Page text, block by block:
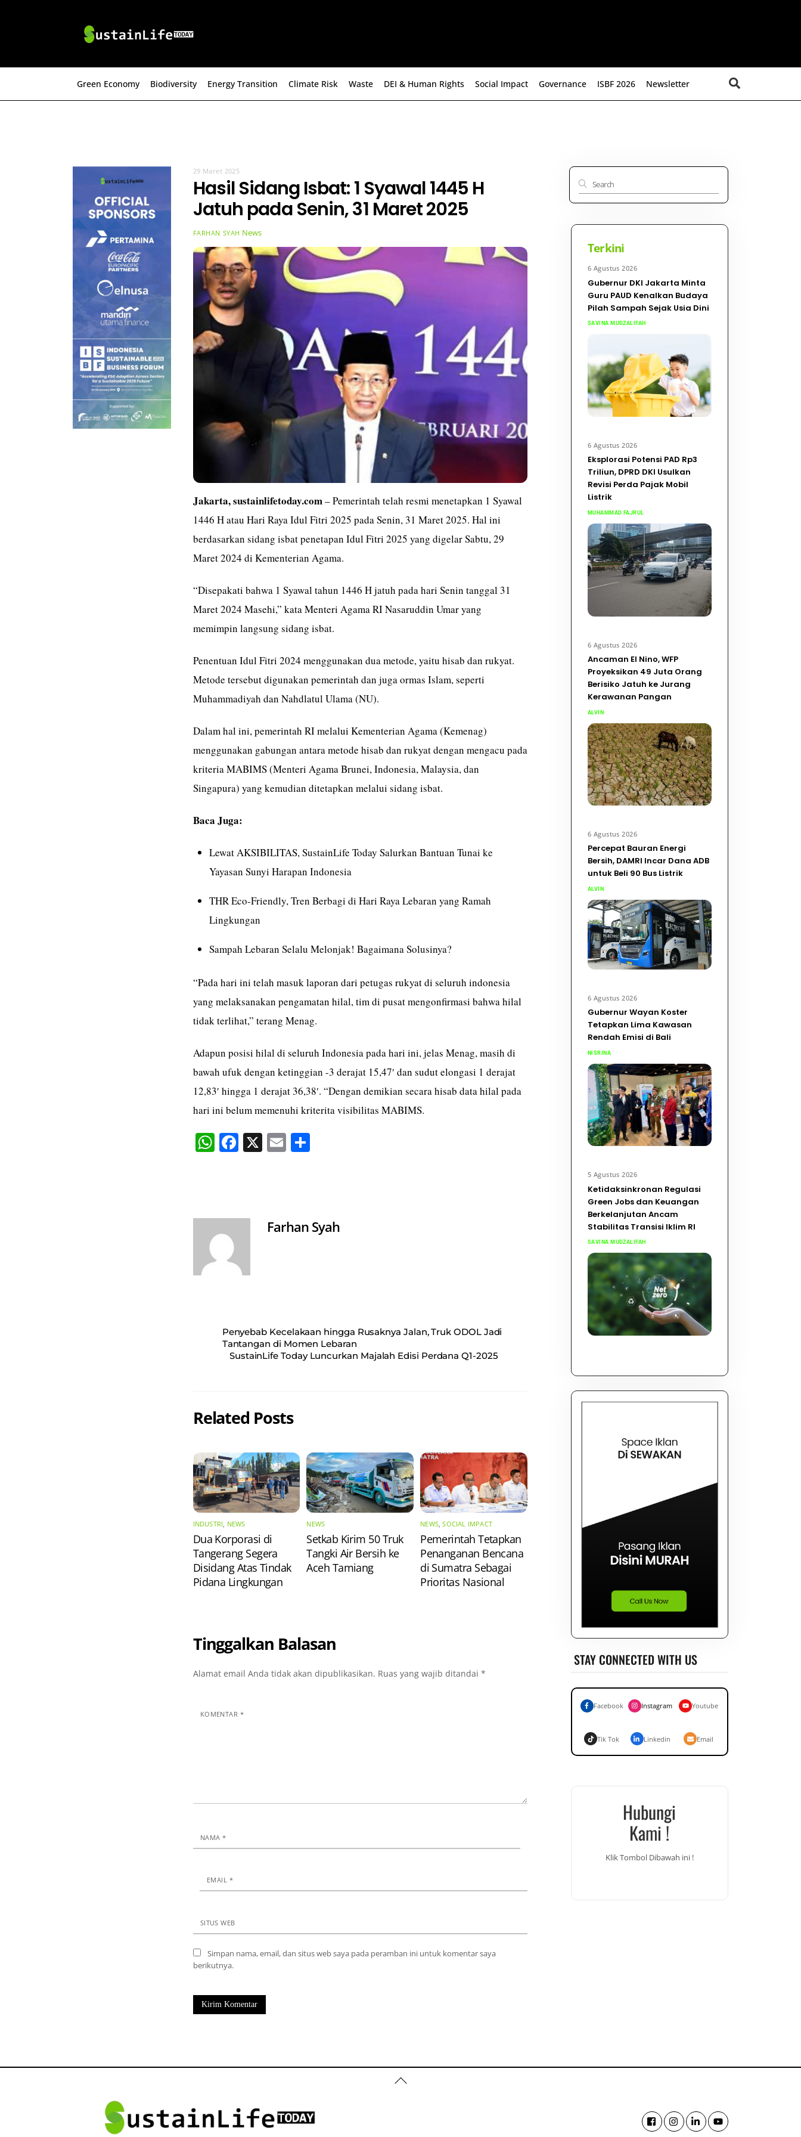
Green Economy Biodiversity Energy Transition Climate Risk Waste DEI & Human Rights Social Impact Governance ISBF 2026 Newsletter
29 Maret 2025
Hasil Sidang Isbat: 1 Syawal 1445 H
Jatuh pada Senin, 31 Maret 2025
FARHAN SYAH News
Jakarta,sustainlifetoday.com– Pemerintah telah resmi menetapkan 1 Syawal
1446 H atau Hari Raya Idul Fitri 2025 pada Senin, 31 Maret 2025. Hal ini
berdasarkan sidang isbat penetapan Idul Fitri 2025 yang digelar Sabtu, 29
Maret 2024 di Kementerian Agama.
“Disepakati bahwa 1 Syawal tahun 1446 H jatuh pada hari Senin tanggal 31
Maret 2024 Masehi,” kata Menteri Agama RI Nasaruddin Umar yang
memimpin langsung sidang isbat.
Penentuan Idul Fitri 2024 menggunakan dua metode, yaitu hisab dan rukyat.
Metode tersebut digunakan pemerintah dan juga ormas Islam, seperti
Muhammadiyah dan Nahdlatul Ulama (NU).
Dalam hal ini, pemerintah RI melalui Kementerian Agama (Kemenag)
menggunakan gabungan antara metode hisab dan rukyat dengan mengacu pada
kriteria MABIMS (Menteri Agama Brunei, Indonesia, Malaysia, dan
Singapura) yang kemudian ditetapkan melalui sidang isbat.
Baca Juga:
Lewat AKSIBILITAS, SustainLife Today Salurkan Bantuan Tunai ke
Yayasan Sunyi Harapan Indonesia
THR Eco-Friendly, Tren Berbagi di Hari Raya Lebaran yang Ramah
Lingkungan
Sampah Lebaran Selalu Melonjak! Bagaimana Solusinya?
“Pada hari ini telah masuk laporan dari petugas rukyat di seluruh indonesia
yang melaksanakan pengamatan hilal, tim di pusat mengonfirmasi bahwa hilal
tidak terlihat,” terang Menag.
Adapun posisi hilal di seluruh Indonesia pada hari ini, jelas Menag, masih di
bawah ufuk dengan ketinggian -3 derajat 15,47′ dan sudut elongasi 1 derajat
12,83′ hingga 1 derajat 36,38′. “Dengan demikian secara hisab data hilal pada
hari ini belum memenuhi kriterita visibilitas MABIMS.
W
pp
Fa X E S
Farhan Syah
Penyebab Kecelakaan hingga Rusaknya Jalan, Truk ODOL Jadi
Tantangan di Momen Lebaran
SustainLife Today Luncurkan Majalah Edisi Perdana Q1-2025
Related Posts
INDUSTRI, NEWS
Dua Korporasi di
Tangerang Segera
Disidang Atas Tindak
Pidana Lingkungan
NEWS
Setkab Kirim 50 Truk
Tangki Air Bersih ke
Aceh Tamiang
NEWS,SOCIAL IMPACT
Pemerintah Tetapkan
Penanganan Bencana
di Sumatra Sebagai
Prioritas Nasional
Tinggalkan Balasan
Alamat email Anda tidak akan dipublikasikan. Ruas yang wajib ditandai *
KOMENTAR *
NAMA *
EMAIL *
SITUS WEB
Simpan nama, email, dan situs web saya pada peramban ini untuk komentar saya
berikutnya.
Terkini
6 Agustus 2026
Gubernur DKI Jakarta Minta
Guru PAUD Kenalkan Budaya
Pilah Sampah Sejak Usia Dini
SAVINA MUDZALIFAH
6 Agustus 2026
Eksplorasi Potensi PAD Rp3
Triliun, DPRD DKI Usulkan
Revisi Perda Pajak Mobil
Listrik
MUHAMMAD FAJRUL
6 Agustus 2026
Ancaman El Nino, WFP
Proyeksikan 49 Juta Orang
Berisiko Jatuh ke Jurang
Kerawanan Pangan
ALVIN
6 Agustus 2026
Percepat Bauran Energi
Bersih, DAMRI Incar Dana ADB
untuk Beli 90 Bus Listrik
ALVIN
6 Agustus 2026
Gubernur Wayan Koster
Tetapkan Lima Kawasan
Rendah Emisi di Bali
NISRINA
5 Agustus 2026
Ketidaksinkronan Regulasi
Green Jobs dan Keuangan
Berkelanjutan Ancam
Stabilitas Transisi Iklim RI
SAVINA MUDZALIFAH
STAY CONNECTED WITH US
Facebook Instagram Youtube
Tik Tok Linkedin Email
Hubungi
Kami !
Klik Tombol Dibawah ini !
Back
To